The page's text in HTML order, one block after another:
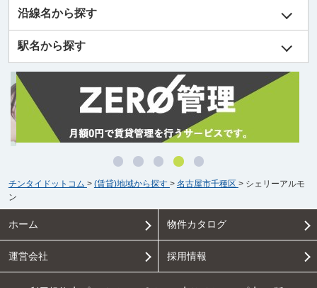
沿線名から探す
駅名から探す
チンタイドットコム > (賃貸)地域から探す > 名古屋市千種区 > シェリーアルモ
ン
ホーム 物件カタログ
運営会社 採用情報